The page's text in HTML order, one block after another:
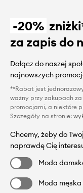
-20%
za zapis do
Dołącz do naszej
najnowszych
**Rabat jest
ważny przy zakupach za
promocjami, a niektóre
Szczegóły na stronie:
Chcemy, żeby do
naprawdę Cię
Moda
Moda męska